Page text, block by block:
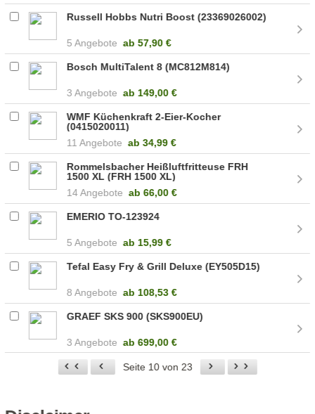
Russell Hobbs Nutri Boost (23369026002)
5 Angebote ab 57,90 €
Bosch MultiTalent 8 (MC812M814)
3 Angebote ab 149,00 €
WMF Küchenkraft 2-Eier-Kocher
(0415020011)
11 Angebote ab 34,99 €
Rommelsbacher Heißluftfritteuse FRH
1500 XL (FRH 1500 XL)
14 Angebote ab 66,00 €
EMERIO TO-123924
5 Angebote ab 15,99 €
Tefal Easy Fry & Grill Deluxe (EY505D15)
8 Angebote ab 108,53 €
GRAEF SKS 900 (SKS900EU)
3 Angebote ab 699,00 €
Seite 10 von 23